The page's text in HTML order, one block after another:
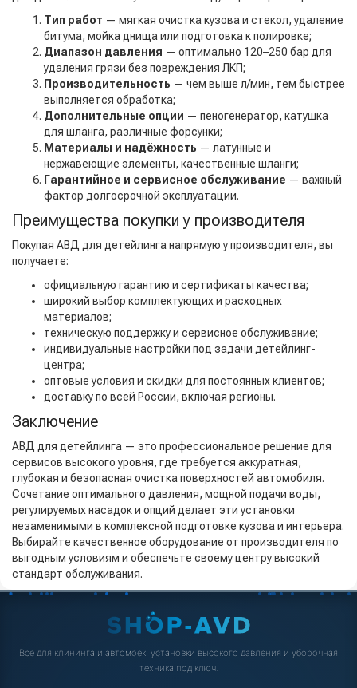
Тип работ — мягкая очистка кузова и стекол, удаление
битума, мойка днища или подготовка к полировке;
Диапазон давления — оптимально 120–250 бар для
удаления грязи без повреждения ЛКП;
Производительность — чем выше л/мин, тем быстрее
выполняется обработка;
Дополнительные опции — пеногенератор, катушка
для шланга, различные форсунки;
Материалы и надёжность — латунные и
нержавеющие элементы, качественные шланги;
Гарантийное и сервисное обслуживание — важный
фактор долгосрочной эксплуатации.
Преимущества покупки у производителя
Покупая АВД для детейлинга напрямую у производителя, вы
получаете:
официальную гарантию и сертификаты качества;
широкий выбор комплектующих и расходных
материалов;
техническую поддержку и сервисное обслуживание;
индивидуальные настройки под задачи детейлинг-
центра;
оптовые условия и скидки для постоянных клиентов;
доставку по всей России, включая регионы.
Заключение
АВД для детейлинга — это профессиональное решение для
сервисов высокого уровня, где требуется аккуратная,
глубокая и безопасная очистка поверхностей автомобиля.
Сочетание оптимального давления, мощной подачи воды,
регулируемых насадок и опций делает эти установки
незаменимыми в комплексной подготовке кузова и интерьера.
Выбирайте качественное оборудование от производителя по
выгодным условиям и обеспечьте своему центру высокий
стандарт обслуживания.
Всё для клининга и автомоек: установки высокого давления и уборочная
техника под ключ.